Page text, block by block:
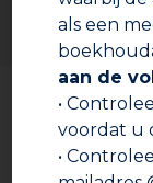
met een vijl of
profiel terug te
in het
inschuifstuk
stift markeren
de aansluiting.
glanzende deel
te bevestigen
beweging met
als een
aan de
•
voordat u
•